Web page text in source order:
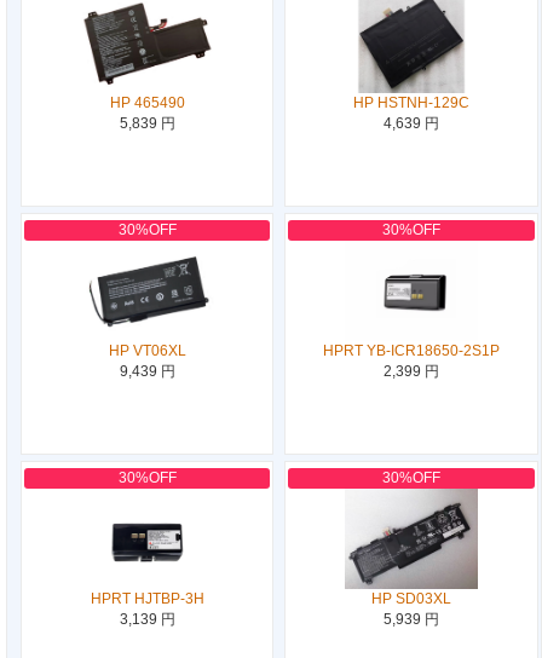
HP 465490
5,839 円
HP HSTNH-129C
4,639 円
30%OFF
HP VT06XL
9,439 円
30%OFF
HPRT YB-ICR18650-2S1P
2,399 円
30%OFF
HPRT HJTBP-3H
3,139 円
30%OFF
HP SD03XL
5,939 円